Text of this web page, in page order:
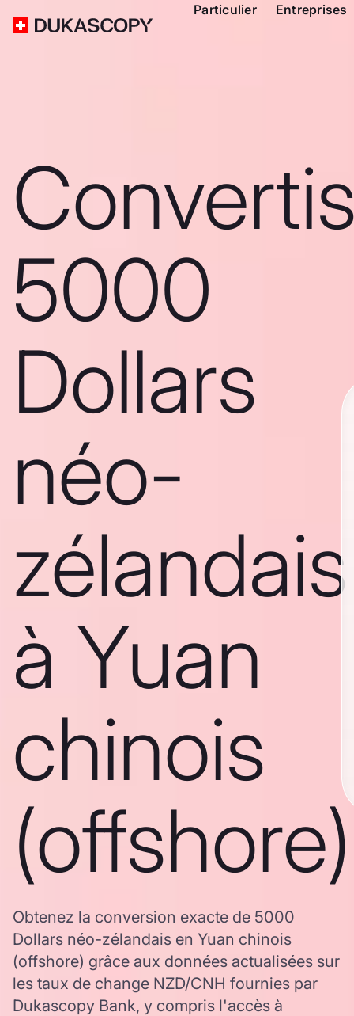
Particulier Entreprises
5000
Dollars
néo-
zélandais
à Yuan
chinois
(offshore)
Obtenez la conversion exacte de 5000
Dollars néo-zélandais en Yuan chinois
(offshore) grâce aux données actualisées sur
les taux de change NZD/CNH fournies par
Dukascopy Bank, y compris l'accès à